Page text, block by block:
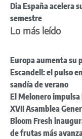
Dia España acelera
semestre
Lo más leído
Europa aumenta su
Escandell: el pulso
sandía de verano
El Melonero impulsa
XVII Asamblea
Bloom Fresh
de frutas más